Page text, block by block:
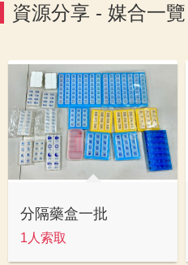
資源分享 - 媒合一覽
分隔藥盒一批
1人索取